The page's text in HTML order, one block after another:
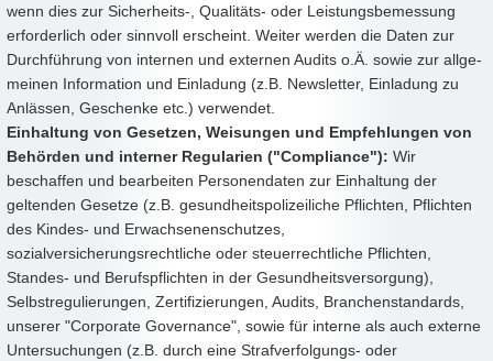
wenn dies zur Sicherheits-, Qualitäts- oder Leistungsbemessung
erforderlich oder sinnvoll erscheint. Weiter werden die Daten zur
Durchführung von internen und externen Audits o.Ä. sowie zur allge-
meinen Information und Einladung (z.B. Newsletter, Einladung zu
Anlässen, Geschenke etc.) verwendet.
Einhaltung von Gesetzen, Weisungen und Empfehlungen von
Behörden und interner Regularien ("Compliance"): Wir
beschaffen und bearbeiten Personendaten zur Einhaltung der
geltenden Gesetze (z.B. gesundheitspolizeiliche Pflichten, Pflichten
des Kindes- und Erwachsenenschutzes,
sozialversicherungsrechtliche oder steuerrechtliche Pflichten,
Standes- und Berufspflichten in der Gesundheitsversorgung),
Selbstregulierungen, Zertifizierungen, Audits, Branchenstandards,
unserer "Corporate Governance", sowie für interne als auch externe
Untersuchungen (z.B. durch eine Strafverfolgungs- oder